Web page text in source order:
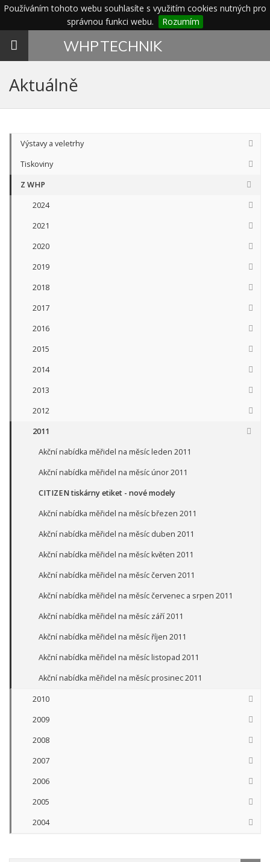
Používáním tohoto webu souhlasíte s využitím cookies nutných pro
správnou funkci webu.
Rozumím
Toggle
WHPTECHNIK
Aktuálně
Výstavy a veletrhy
Tiskoviny
Z WHP
2024
2021
2020
2019
2018
2017
2016
2015
2014
2013
2012
2011
Akční nabídka měřidel na měsíc leden 2011
Akční nabídka měřidel na měsíc únor 2011
CITIZEN tiskárny etiket - nové modely
Akční nabídka měřidel na měsíc březen 2011
Akční nabídka měřidel na měsíc duben 2011
Akční nabídka měřidel na měsíc květen 2011
Akční nabídka měřidel na měsíc červen 2011
Akční nabídka měřidel na měsíc červenec a srpen 2011
Akční nabídka měřidel na měsíc září 2011
Akční nabídka měřidel na měsíc říjen 2011
Akční nabídka měřidel na měsíc listopad 2011
Akční nabídka měřidel na měsíc prosinec 2011
2010
2009
2008
2007
2006
2005
2004